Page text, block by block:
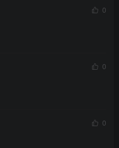
0
0
0